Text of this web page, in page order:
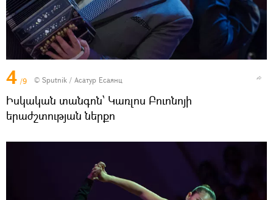
4 /9 © Sputnik / Асатур Есаянц
Իսկական տանգոն՝ Կառլոս Բուոնոյի
երաժշտության ներքո